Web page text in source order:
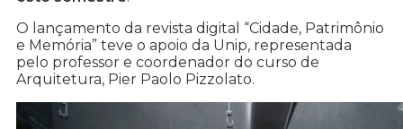
O lançamento da revista digital “Cidade, Patrimônio
e Memória” teve o apoio da Unip, representada
pelo professor e coordenador do curso de
Arquitetura, Pier Paolo Pizzolato.